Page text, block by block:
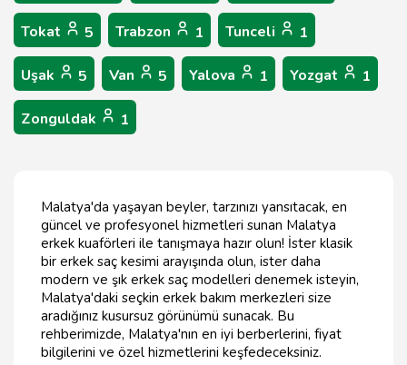
Tokat 5 Trabzon 1 Tunceli 1
Uşak 5 Van 5 Yalova 1 Yozgat 1
Zonguldak 1
Malatya'da yaşayan beyler, tarzınızı yansıtacak, en
güncel ve profesyonel hizmetleri sunan Malatya
erkek kuaförleri ile tanışmaya hazır olun! İster klasik
bir erkek saç kesimi arayışında olun, ister daha
modern ve şık erkek saç modelleri denemek isteyin,
Malatya'daki seçkin erkek bakım merkezleri size
aradığınız kusursuz görünümü sunacak. Bu
rehberimizde, Malatya'nın en iyi berberlerini, fiyat
bilgilerini ve özel hizmetlerini keşfedeceksiniz.